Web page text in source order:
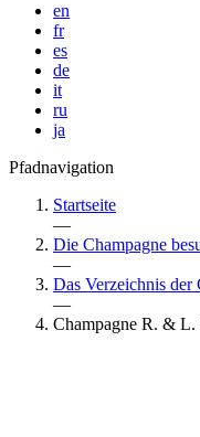
en
fr
es
de
it
ru
ja
Pfadnavigation
Startseite
—
Die Champagne
—
Das Verzeichnis der
—
Champagne R. & L.